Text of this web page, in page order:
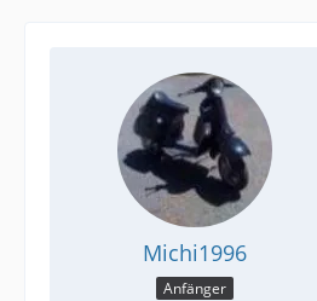
Michi1996
Anfänger